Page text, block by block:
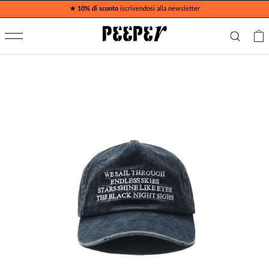
★ 10% di scontoiscrivendosi alla newsletter